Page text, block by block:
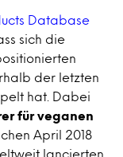
Database
sich die
der letzten
hat. Dabei
für veganen
April 2018
lancierten